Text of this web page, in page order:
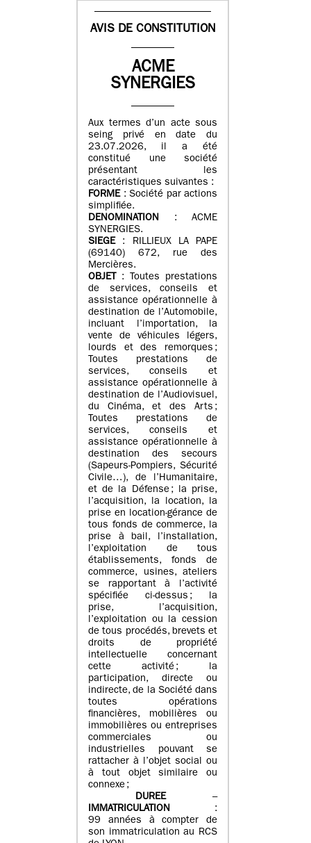
AVIS DE CONSTITUTION
ACME
SYNERGIES
Aux termes d’un acte sous
seing privé en date du
23.07.2026, il a été
constitué une société
présentant les
caractéristiques suivantes :
FORME: Société par actions
simplifiée.
DENOMINATION : ACME
SYNERGIES.
SIEGE: RILLIEUX LA PAPE
(69140) 672, rue des
Mercières.
OBJET
: Toutes prestations
de services, conseils et
assistance opérationnelle à
destination de l’Automobile,
incluant l’importation, la
vente de véhicules légers,
lourds et des remorques ;
Toutes prestations de
services, conseils et
assistance opérationnelle à
destination de l’Audiovisuel,
du Cinéma, et des Arts ;
Toutes prestations de
services, conseils et
assistance opérationnelle à
destination des secours
(Sapeurs-Pompiers, Sécurité
Civile…), de l’Humanitaire,
et de la Défense ; la prise,
l’acquisition, la location, la
prise en location-gérance de
tous fonds de commerce, la
prise à bail, l’installation,
l’exploitation de tous
établissements, fonds de
commerce, usines, ateliers
se rapportant à l’activité
spécifiée ci-dessus ; la
prise, l’acquisition,
l’exploitation ou la cession
de tous procédés, brevets et
droits de propriété
intellectuelle concernant
cette activité ; la
participation, directe ou
indirecte, de la Société dans
toutes opérations
financières, mobilières ou
immobilières ou entreprises
commerciales ou
industrielles pouvant se
rattacher à l’objet social ou
à tout objet similaire ou
connexe ;
DUREE–
IMMATRICULATION :
99 années à compter de
son immatriculation au RCS